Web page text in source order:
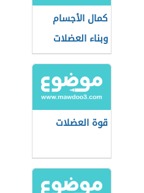
كمال الأجسام
وبناء العضلات
قوة العضلات